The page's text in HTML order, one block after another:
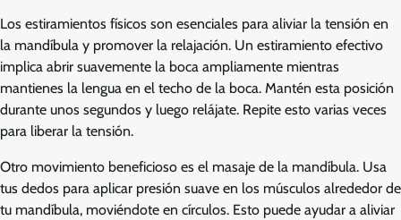
Los estiramientos físicos son esenciales para aliviar la tensión en
la mandíbula y promover la relajación. Un estiramiento efectivo
implica abrir suavemente la boca ampliamente mientras
mantienes la lengua en el techo de la boca. Mantén esta posición
durante unos segundos y luego relájate. Repite esto varias veces
para liberar la tensión.
Otro movimiento beneficioso es el masaje de la mandíbula. Usa
tus dedos para aplicar presión suave en los músculos alrededor de
tu mandíbula, moviéndote en círculos. Esto puede ayudar a aliviar